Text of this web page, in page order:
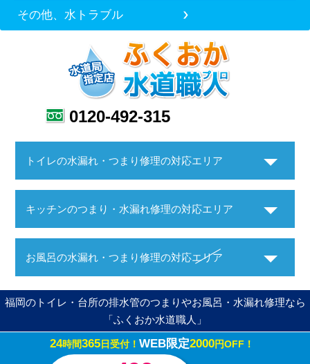
その他、水トラブル
0120-492-315
トイレの水漏れ・つまり修理の対応エリア
キッチンのつまり・水漏れ修理の対応エリア
お風呂の水漏れ・つまり修理の対応エリア
福岡のトイレ・台所の排水管のつまりやお風呂・水漏れ修理なら
「ふくおか水道職人」
Copyright ©ふくおか水道職人. All Rights Reserved.
24時間365日受付！ WEB限定2000円OFF！